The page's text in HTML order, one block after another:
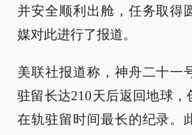
并安全顺利出舱，任务取得
媒对此进行了报道。
美联社报道称，神舟二十一
驻留长达210天后返回地球，
在轨驻留时间最长的纪录。